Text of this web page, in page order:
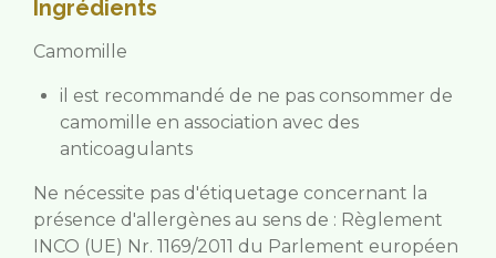
Ingrédients
Camomille
il est recommandé de ne pas consommer de
camomille en association avec des
anticoagulants
Ne nécessite pas d'étiquetage concernant la
présence d'allergènes au sens de : Règlement
INCO (UE) Nr. 1169/2011 du Parlement européen